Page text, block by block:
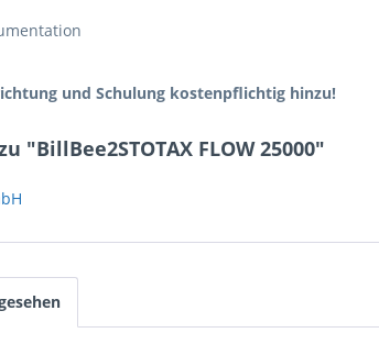
und Schulung kostenpflichtig hinzu!
"BillBee2STOTAX FLOW 25000"